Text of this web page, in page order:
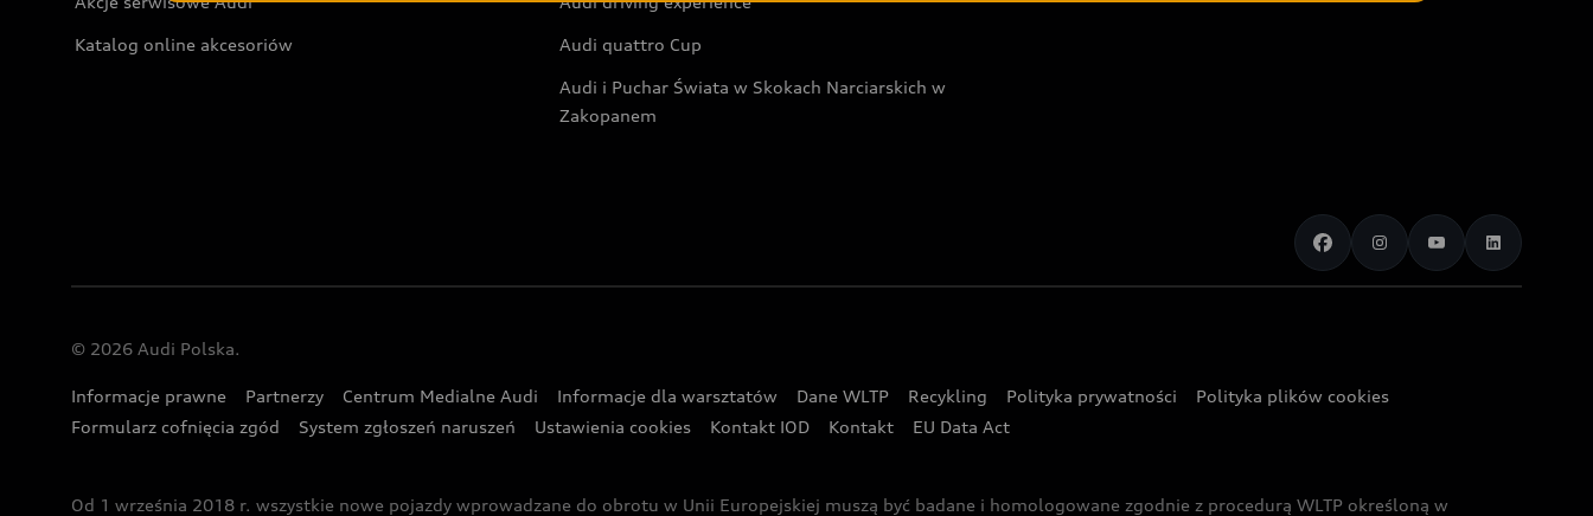
Katalog online akcesoriów Audi quattro Cup
Audi i Puchar Świata w Skokach Narciarskich w
Zakopanem
© 2026 Audi Polska.
Informacje prawne Partnerzy Centrum Medialne Audi Informacje dla warsztatów Dane WLTP Recykling Polityka prywatności
Polityka plików cookies
Formularz cofnięcia zgód
System zgłoszeń naruszeń Ustawienia cookies Kontakt IOD Kontakt EU Data Act
Od 1 września 2018 r. wszystkie nowe pojazdy wprowadzane do obrotu w Unii Europejskiej muszą być badane i homologowane zgodnie z procedurą WLTP określoną w